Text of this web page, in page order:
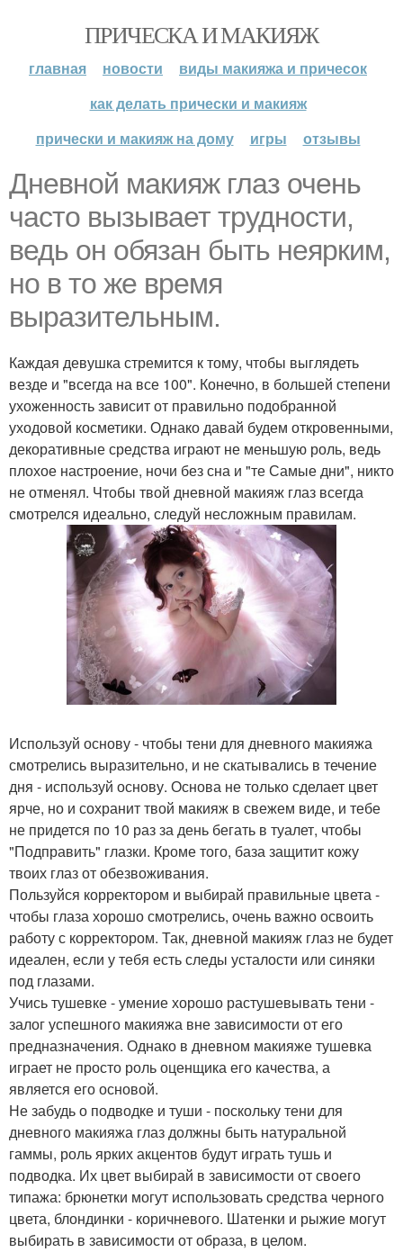
ПРИЧЕСКА И МАКИЯЖ
главная новости
виды макияжа и причесок
как делать прически и макияж
прически и макияж на дому
игры отзывы
Дневной макияж глаз очень
часто вызывает трудности,
ведь он обязан быть неярким,
но в то же время
выразительным.
Каждая девушка стремится к тому, чтобы выглядеть
везде и "всегда на все 100". Конечно, в большей степени
ухоженность зависит от правильно подобранной
уходовой косметики. Однако давай будем откровенными,
декоративные средства играют не меньшую роль, ведь
плохое настроение, ночи без сна и "те Самые дни", никто
не отменял. Чтобы твой дневной макияж глаз всегда
смотрелся идеально, следуй несложным правилам.
Используй основу - чтобы тени для дневного макияжа
смотрелись выразительно, и не скатывались в течение
дня - используй основу. Основа не только сделает цвет
ярче, но и сохранит твой макияж в свежем виде, и тебе
не придется по 10 раз за день бегать в туалет, чтобы
"Подправить" глазки. Кроме того, база защитит кожу
твоих глаз от обезвоживания.
Пользуйся корректором и выбирай правильные цвета -
чтобы глаза хорошо смотрелись, очень важно освоить
работу с корректором. Так, дневной макияж глаз не будет
идеален, если у тебя есть следы усталости или синяки
под глазами.
Учись тушевке - умение хорошо растушевывать тени -
залог успешного макияжа вне зависимости от его
предназначения. Однако в дневном макияже тушевка
играет не просто роль оценщика его качества, а
является его основой.
Не забудь о подводке и туши - поскольку тени для
дневного макияжа глаз должны быть натуральной
гаммы, роль ярких акцентов будут играть тушь и
подводка. Их цвет выбирай в зависимости от своего
типажа: брюнетки могут использовать средства черного
цвета, блондинки - коричневого. Шатенки и рыжие могут
выбирать в зависимости от образа, в целом.